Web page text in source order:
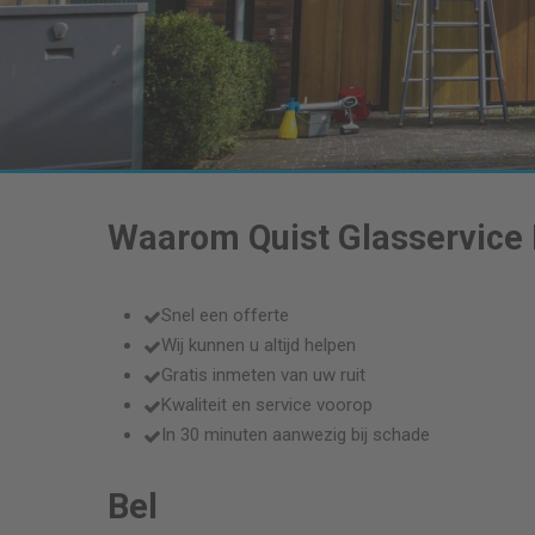
Waarom Quist Glasservice
Snel een offerte
Wij kunnen u altijd helpen
Gratis inmeten van uw ruit
Kwaliteit en service voorop
In 30 minuten aanwezig bij schade
Bel